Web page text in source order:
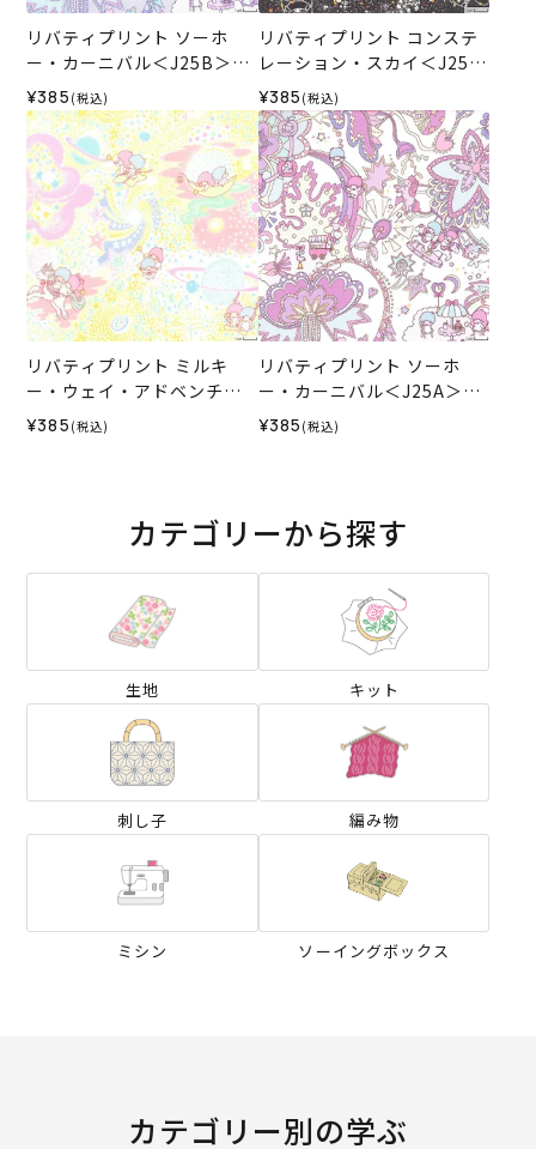
リバティプリント ソーホ
ー・カーニバル＜J25B＞生
地 （リバティ・ファブリッ
クス）2025AW
¥385 (税込)
リバティプリント コンステ
レーション・スカイ＜J25B
＞生地 （リバティ・ファブ
リックス）2025AW
¥385 (税込)
リバティプリント ミルキ
ー・ウェイ・アドベンチャ
ー＜J25A＞生地 （リバテ
ィ・ファブリックス）2025
¥385 (税込)
リバティプリント ソーホ
ー・カーニバル＜J25A＞生
地 （リバティ・ファブリッ
クス）2025AW
¥385 (税込)
カテゴリーから探す
生地 キット
刺し子 編み物
ミシン ソーイングボックス
カテゴリー別の学ぶ